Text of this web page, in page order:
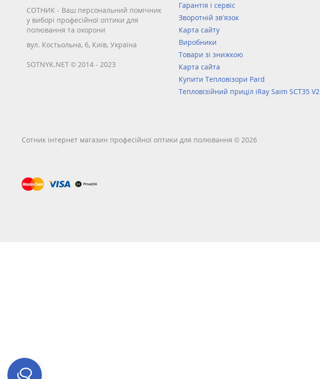
СОТНИК - Ваш персональний помічник
у виборі професійної оптики для
полювання та охорони
вул. Костьольна, 6, Київ, Україна
SOTNYK.NET © 2014 - 2023
Гарантія і сервіс
Зворотній зв’язок
Карта сайту
Виробники
Товари зі знижкою
Карта сайта
Купити Тепловізори Pard
Тепловізійний приціл iRay Saim SCT35 V2
Сотник інтернет магазин професійної оптики для полювання © 2026